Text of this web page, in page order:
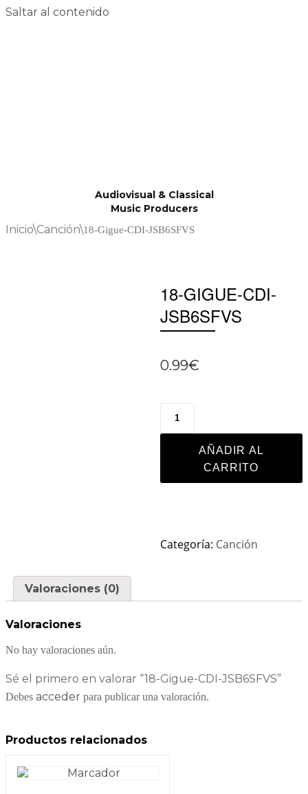
Saltar al contenido
Audiovisual & Classical
Music Producers
Inicio\Canción\18-Gigue-CDI-JSB6SFVS
18-GIGUE-CDI-
JSB6SFVS
0.99€
AÑADIR AL
CARRITO
Categoría: Canción
Valoraciones (0)
Valoraciones
No hay valoraciones aún.
Sé el primero en valorar “18-Gigue-CDI-JSB6SFVS”
Debes acceder para publicar una valoración.
Productos relacionados